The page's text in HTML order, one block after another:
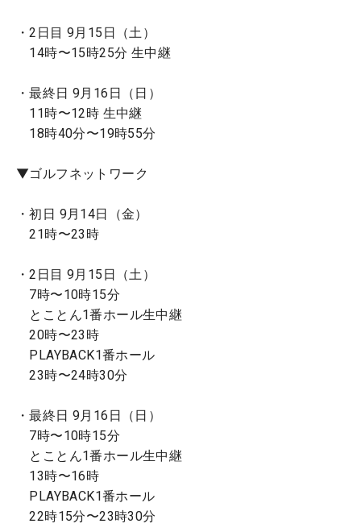
・2日目 9月15日（土）
14時〜15時25分 生中継
・最終日 9月16日（日）
11時〜12時 生中継
18時40分〜19時55分
▼ゴルフネットワーク
・初日 9月14日（金）
21時〜23時
・2日目 9月15日（土）
7時〜10時15分
とことん1番ホール生中継
20時〜23時
PLAYBACK1番ホール
23時〜24時30分
・最終日 9月16日（日）
7時〜10時15分
とことん1番ホール生中継
13時〜16時
PLAYBACK1番ホール
22時15分〜23時30分